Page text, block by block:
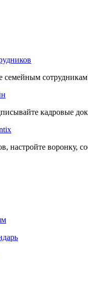
семейным
кадровые
настройте воронку,